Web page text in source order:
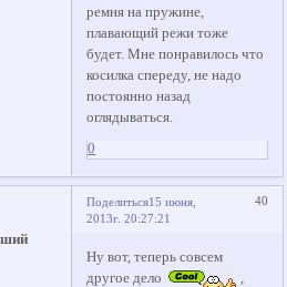
ремня на пружине,
плавающий режи тоже
будет. Мне понравилось что
косилка спереду, не надо
постоянно назад
оглядываться.
0
Поделиться 40
15 июня,
2013г. 20:27:21
Ну вот, теперь совсем
другое дело